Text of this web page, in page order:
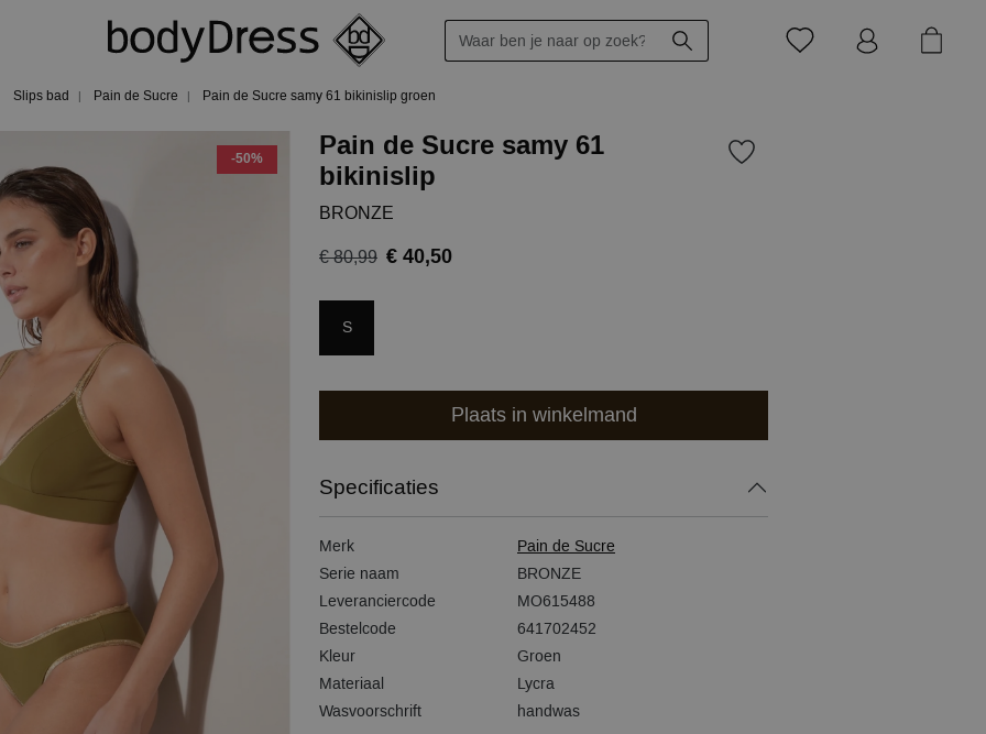
Slips bad Pain de Sucre Pain de Sucre samy 61 bikinislip groen
-50%
Pain de Sucre samy 61
bikinislip
BRONZE
€ 80,99 € 40,50
S
Plaats in winkelmand
Specificaties
Merk
Pain de Sucre
Serie naam
BRONZE
Leveranciercode
MO615488
Bestelcode
641702452
Kleur
Groen
Materiaal
Lycra
Wasvoorschrift
handwas